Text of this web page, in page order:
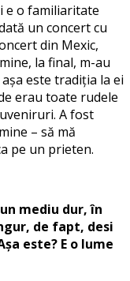
e o familiaritate
un concert cu
din Mexic,
la final, m-au
este tradiția la ei
erau toate rudele
A fost
– să mă
pe un prieten.
mediu dur, în
de fapt, desi
este? E o lume